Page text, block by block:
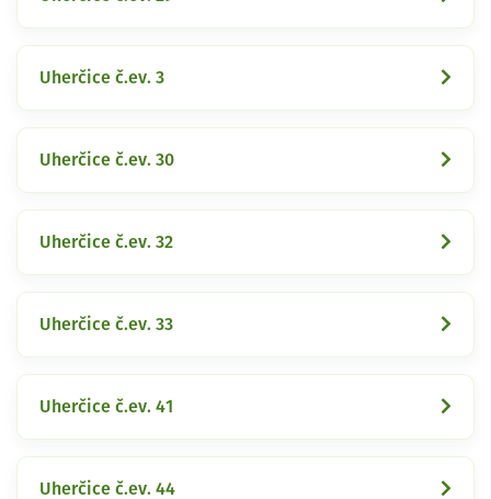
Uherčice č.ev. 3
Uherčice č.ev. 30
Uherčice č.ev. 32
Uherčice č.ev. 33
Uherčice č.ev. 41
Uherčice č.ev. 44